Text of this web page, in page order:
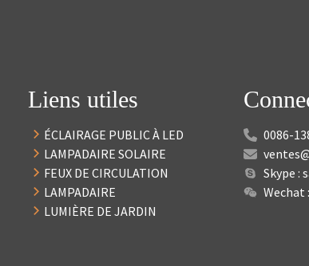
Liens utiles
ÉCLAIRAGE PUBLIC À LED
LAMPADAIRE SOLAIRE
FEUX DE CIRCULATION
LAMPADAIRE
LUMIÈRE DE JARDIN
0086-
Skype :
Wechat